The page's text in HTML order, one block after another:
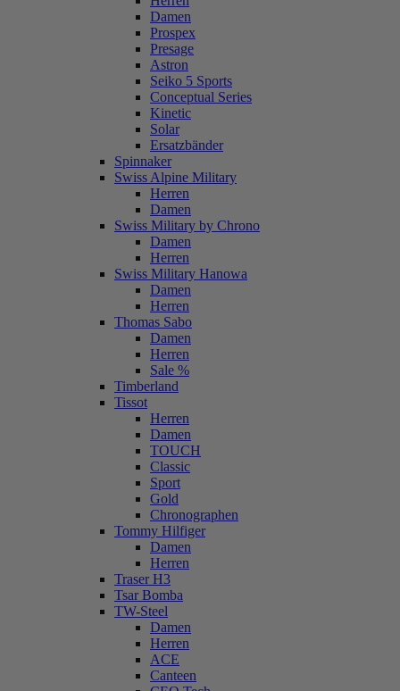
Damen
Prospex
Presage
Astron
Seiko 5 Sports
Conceptual Series
Kinetic
Solar
Ersatzbänder
Spinnaker
Swiss Alpine Military
Herren
Damen
Swiss Military by Chrono
Damen
Herren
Swiss Military Hanowa
Damen
Herren
Thomas Sabo
Damen
Herren
Sale %
Timberland
Tissot
Herren
Damen
TOUCH
Classic
Sport
Gold
Chronographen
Tommy Hilfiger
Damen
Herren
Traser H3
Tsar Bomba
TW-Steel
Damen
Herren
ACE
Canteen